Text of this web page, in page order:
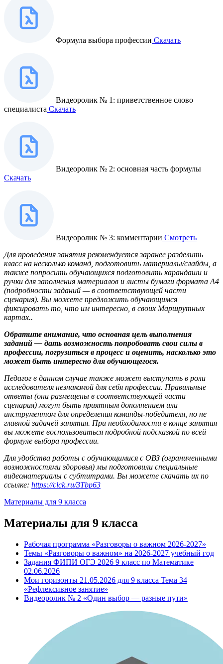
Формула выбора профессии Скачать
Видеоролик № 1: приветственное слово
специалиста Скачать
Видеоролик № 2: основная часть формулы
Скачать
Видеоролик № 3: комментарии Смотреть
Для проведения занятия рекомендуется заранее разделить
класс на несколько команд, подготовить материалы/слайды, а
также попросить обучающихся подготовить карандаши и
ручки для заполнения материалов и листы бумаги формата А4
(подробности заданий — в соответствующей части
сценария). Вы можете предложить обучающимся
фиксировать то, что им интересно, в своих Маршрутных
картах..
Обратите внимание, что основная цель выполнения
заданий — дать возможность попробовать свои силы в
профессии, погрузиться в процесс и оценить, насколько это
может быть интересно для обучающегося.
Педагог в данном случае также может выступать в роли
исследователя незнакомой для себя профессии. Правильные
ответы (они размещены в соответствующей части
сценария) могут быть приятным дополнением или
инструментом для определения команды-победителя, но не
главной задачей занятия. При необходимости в конце занятия
вы можете воспользоваться подробной подсказкой по всей
формуле выбора профессии.
Для удобства работы с обучающимися с ОВЗ (ограниченными
возможностями здоровья) мы подготовили специальные
видеоматериалы с субтитрами. Вы можете скачать их по
ссылке: https://clck.ru/3Tbp63
Материалы для 9 класса
Материалы для 9 класса
Рабочая программа «Разговоры о важном 2026-2027»
Темы «Разговоры о важном» на 2026-2027 учебный год
Задания ФИПИ ОГЭ 2026 9 класс по Математике
02.06.2026
Мои горизонты 21.05.2026 для 9 класса Тема 34
«Рефлексивное занятие»
Видеоролик № 2 «Один выбор — разные пути»